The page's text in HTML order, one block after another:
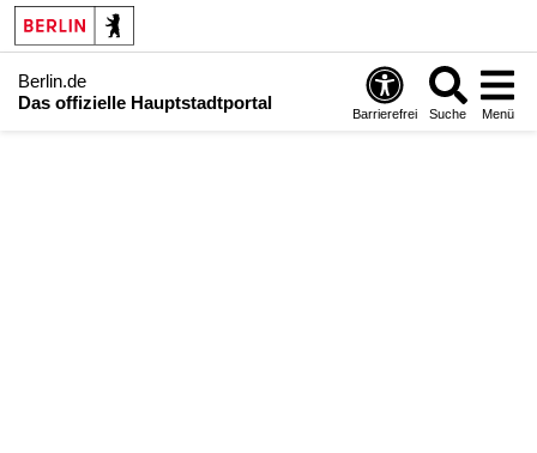
Berlin.de
Das offizielle Hauptstadtportal
Barrierefrei Suche Menü